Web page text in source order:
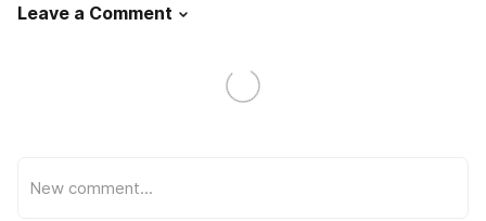
Leave a Comment